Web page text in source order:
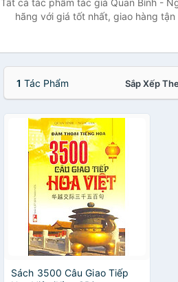
Tất cả tác phẩm tác giả Quan Bình -
hãng với giá tốt nhất, giao hàng
1 Tác Phẩm Sắp Xếp
Sách 3500 Câu Giao Tiếp